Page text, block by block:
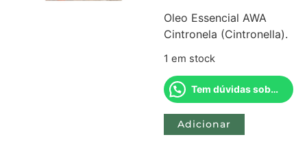
Oleo Essencial AWA
Cintronela (Cintronella).
1 em stock
Tem dúvidas sobre este produto?
Adicionar